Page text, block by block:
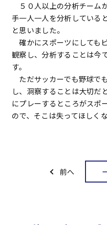
５０人以上の分析チーム
手一人一人を分析している
と思いました。
確かにスポーツにしても
観察し、分析することは今
す。
ただサッカーでも野球で
し、洞察することは大切だ
にプレーするところがスポ
ので、そこは失ってほしく
前へ